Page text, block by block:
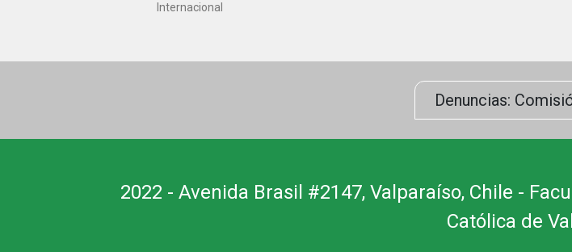
Internacional
Denuncias:
2022 - Avenida Brasil #2147, Valparaíso, Chile -
Católica de